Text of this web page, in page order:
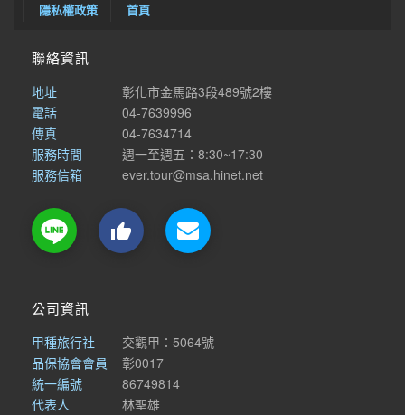
隱私權政策 首頁
聯絡資訊
地址
彰化市金馬路3段489號2樓
電話
04-7639996
傳真
04-7634714
服務時間
週一至週五：8:30~17:30
服務信箱
ever.tour@msa.hinet.net

公司資訊
甲種旅行社
交觀甲：5064號
品保協會會員
彰0017
統一編號
86749814
代表人
林聖雄